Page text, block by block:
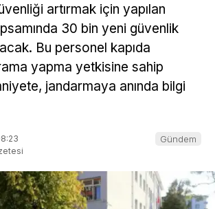
artırmak için yapılan
30 bin yeni güvenlik
Bu personel kapıda
yapma yetkisine sahip
jandarmaya anında bilgi
Gündem